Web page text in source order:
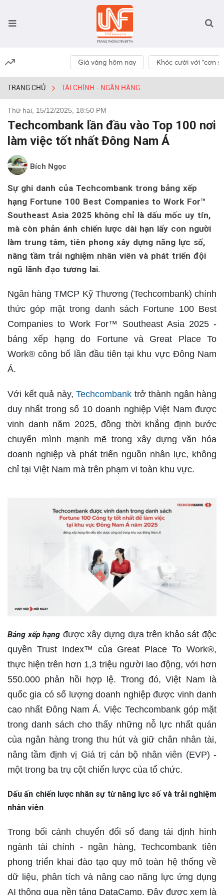
Giá vàng hôm nay Khóc cười với “cơn
TRANG CHỦ TÀI CHÍNH - NGÂN HÀNG
Thứ hai, 15/12/2025, 18:50 PM
Techcombank lần đầu vào Top 100 nơi
làm việc tốt nhất Đông Nam Á
Bích Ngọc
Sự ghi danh của Techcombank trong bảng xếp
hạng Fortune 100 Best Companies to Work For™
Southeast Asia 2025 không chỉ là dấu mốc uy tín,
mà còn phản ánh chiến lược dài hạn lấy con người
làm trung tâm, tiên phong xây dựng năng lực số,
nâng tầm trải nghiệm nhân viên và phát triển đội
ngũ lãnh đạo tương lai.
Ngân hàng TMCP Kỹ Thương (Techcombank) chính
thức góp mặt trong danh sách Fortune 100 Best
Companies to Work For™ Southeast Asia 2025 -
bảng xếp hạng do Fortune và Great Place To
Work® công bố lần đầu tiên tại khu vực Đông Nam
Á.
Với kết quả này, Techcombank trở thành ngân hàng
duy nhất trong số 10 doanh nghiệp Việt Nam được
vinh danh năm 2025, đồng thời khẳng định bước
chuyển mình mạnh mẽ trong xây dựng văn hóa
doanh nghiệp và phát triển nguồn nhân lực, không
chỉ tại Việt Nam mà trên phạm vi toàn khu vực.
Bảng xếp hạng được xây dựng dựa trên khảo sát độc
quyền Trust Index™ của Great Place To Work®,
thực hiện trên hơn 1,3 triệu người lao động, với hơn
550.000 phản hồi hợp lệ. Trong đó, Việt Nam là
quốc gia có số lượng doanh nghiệp được vinh danh
cao nhất Đông Nam Á. Việc Techcombank góp mặt
trong danh sách cho thấy những nỗ lực nhất quán
của ngân hàng trong thu hút và giữ chân nhân tài,
nâng tầm định vị Giá trị cán bộ nhân viên (EVP) -
một trong ba trụ cột chiến lược của tổ chức.
Dấu ấn chiến lược nhân sự từ năng lực số và trải nghiệm
nhân viên
Trong bối cảnh chuyển đổi số đang tái định hình
ngành tài chính - ngân hàng, Techcombank tiên
phong triển khai đào tạo quy mô toàn hệ thống về
dữ liệu, phân tích và nâng cao năng lực ứng dụng
AI thông qua nền tảng DataCamp. Đây được xem là